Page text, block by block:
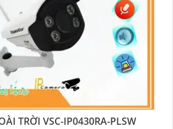
TRỜI VSC-IP0430RA-PLSW